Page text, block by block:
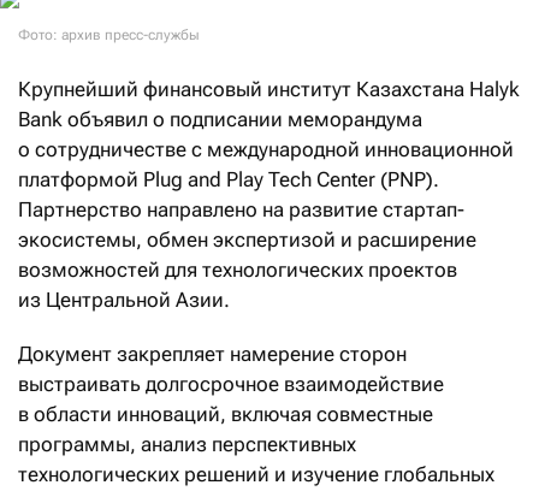
Фото: архив пресс-службы
Крупнейший финансовый институт Казахстана Halyk
Bank объявил о подписании меморандума
о сотрудничестве с международной инновационной
платформой Plug and Play Tech Center (PNP).
Партнерство направлено на развитие стартап-
экосистемы, обмен экспертизой и расширение
возможностей для технологических проектов
из Центральной Азии.
Документ закрепляет намерение сторон
выстраивать долгосрочное взаимодействие
в области инноваций, включая совместные
программы, анализ перспективных
технологических решений и изучение глобальных